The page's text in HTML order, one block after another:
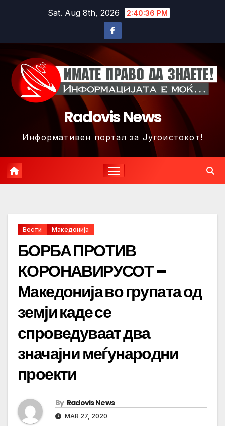
Sat. Aug 8th, 2026 2:40:39 PM
Radovis News
Информативен портал за Југоистокот!
Вести Македонија
БОРБА ПРОТИВ
КОРОНАВИРУСОТ –
Македонија во групата од
земји каде се
спроведуваат два
значајни меѓународни
проекти
By Radovis News
MAR 27, 2020